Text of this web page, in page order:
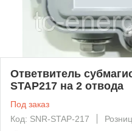
Ответвитель
STAP217 на 2 отвода
Под заказ
Код: SNR-STAP-217